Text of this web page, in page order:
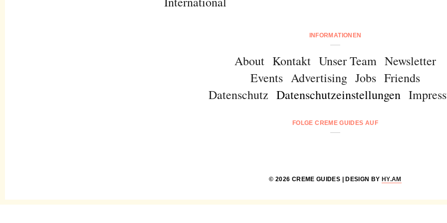
INFORMATIONEN
About Kontakt Unser Team Newsletter
Events Advertising Jobs Friends
Datenschutz Datenschutzeinstellungen
FOLGE CREME GUIDES AUF
© 2026 CREME GUIDES | DESIGN BY HY.AM